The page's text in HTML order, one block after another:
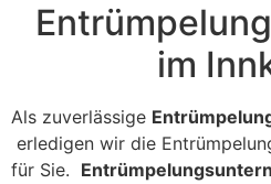
im
Als zuverlässige
erledigen wir die
für Sie.